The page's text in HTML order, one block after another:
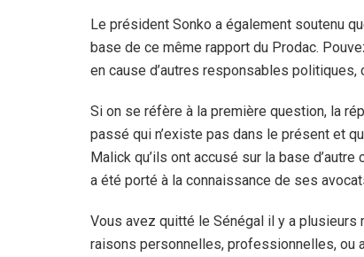
Le président Sonko a également soutenu
base de ce même rapport du Prodac.
en cause d’autres responsables politiques,
Si on se réfère à la première question, la
passé qui n’existe pas dans le présent et
Malick qu’ils ont accusé sur la base d’autre
a été porté à la connaissance de ses
Vous avez quitté le Sénégal il y a plusieurs
raisons personnelles, professionnelles, ou